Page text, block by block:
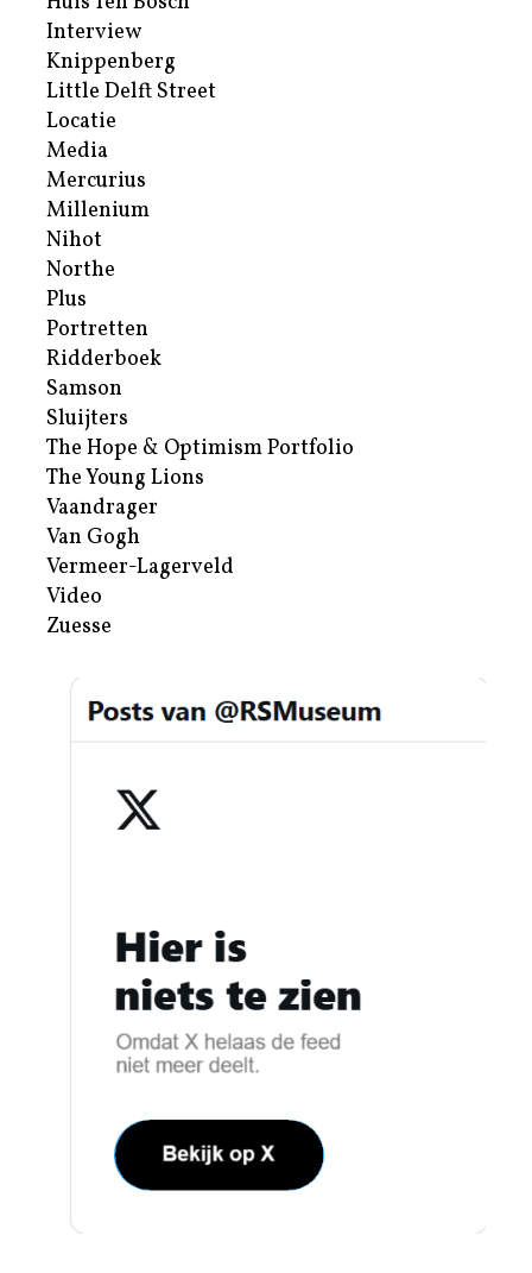
Interview
Knippenberg
Little Delft Street
Locatie
Media
Mercurius
Millenium
Nihot
Northe
Plus
Portretten
Ridderboek
Samson
Sluijters
The Hope & Optimism Portfolio
The Young Lions
Vaandrager
Van Gogh
Vermeer-Lagerveld
Video
Zuesse